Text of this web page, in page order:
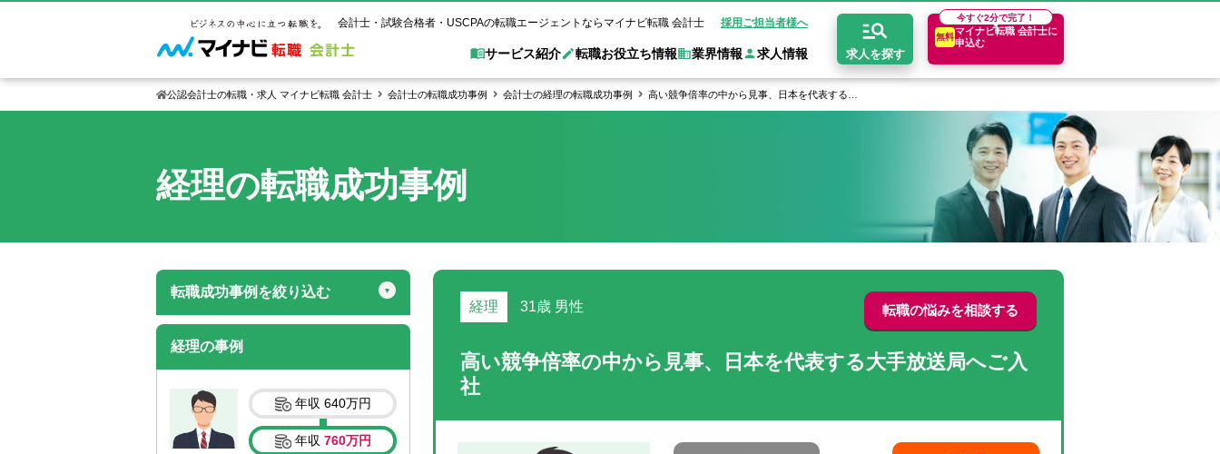
会計士・試験合格者・USCPAの転職エージェントならマイナビ転職 会計士 採用ご担当者様へ
求人を探す
今すぐ2分で完了！
無料
マイナビ転職 会計士に
申込む
サービス紹介
ご利用ガイド
転職お役立ち情報
年齢別転職ポイント
会計士・試験合格者の転職Q&A
年収診断
キャリア診断
業界情報
受験資格・申し込み手順 コンサルティングファーム
会計事務所・税理士法人
求人情報
求人情報
公認会計士
会計事務所・税理士法人
ム
事業会社
エリア別求人情報
公認会計士の転職・求人 マイナビ転職 会計士 会計士の転職成功事例 会計士の経理の転職成功事例 高い競争倍率の中から見事、日本を代表する…
経理の転職成功事例
経理 31歳 男性 転職の悩みを相談する
高い競争倍率の中から見事、日本を代表する大手放送局へご入
社
転職成功事例を絞り込む
経理の事例
年収640万円
年収760万円